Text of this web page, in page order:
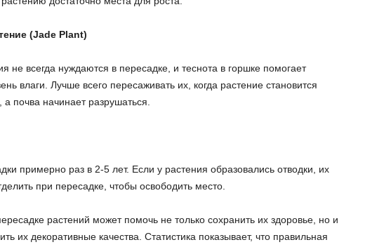
(Jade Plant)
не всегда нуждаются в пересадке, и теснота в горшке помогает
влаги. Лучше всего пересаживать их, когда растение становится
почва начинает разрушаться.
примерно раз в 2-5 лет. Если у растения образовались отводки, их
при пересадке, чтобы освободить место.
растений может помочь не только сохранить их здоровье, но и
их декоративные качества. Статистика показывает, что правильная